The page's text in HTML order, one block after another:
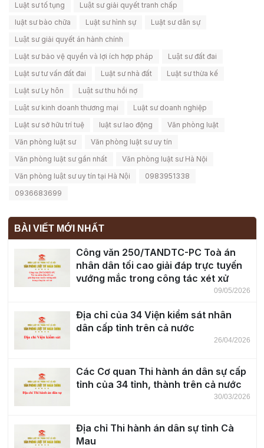
Luật sư tố tụng
Luật sư giải quyết tranh chấp
luật sư bào chữa
Luật sư hình sự
Luật sư dân sự
Luật sư giải quyết án hành chính
Luật sư bảo vệ quyền và lợi ích hợp pháp
Luật sư đất đai
Luật sư tư vấn đất đai
Luật sư nhà đất
Luật sư thừa kế
Luật sư Ly hôn
Luật sư thu hồi nợ
Luật sư kinh doanh thương mại
Luật sư doanh nghiệp
Luật sư sở hữu trí tuệ
luật sư lao động
Văn phòng luật
Văn phòng luật sư
Văn phòng luật sư uy tín
Văn phòng luật sư gần nhất
Văn phòng luật sư Hà Nội
Văn phòng luật sư uy tín tại Hà Nội
0983951338
0936683699
BÀI VIẾT MỚI NHẤT
Công văn 250/TANDTC-PC Toà án
nhân dân tối cao giải đáp trực tuyến
vướng mắc trong công tác xét xử
09/05/2026
Địa chỉ của 34 Viện kiểm sát nhân
dân cấp tỉnh trên cả nước
26/04/2026
Các Cơ quan Thi hành án dân sự cấp
tỉnh của 34 tỉnh, thành trên cả nước
30/03/2026
Địa chỉ Thi hành án dân sự tỉnh Cà
Mau